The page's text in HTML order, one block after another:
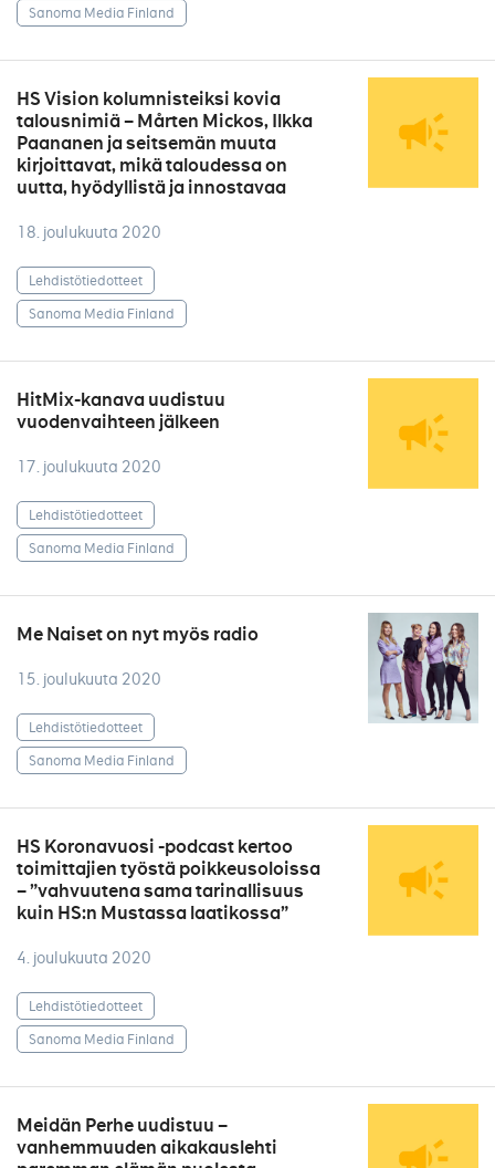
Sanoma Media Finland
HS Vision kolumnisteiksi kovia
talousnimiä – Mårten Mickos, Ilkka
Paananen ja seitsemän muuta
kirjoittavat, mikä taloudessa on
uutta, hyödyllistä ja innostavaa
18. joulukuuta 2020
Lehdistötiedotteet
Sanoma Media Finland
HitMix-kanava uudistuu
vuodenvaihteen jälkeen
17. joulukuuta 2020
Lehdistötiedotteet
Sanoma Media Finland
Me Naiset on nyt myös radio
15. joulukuuta 2020
Lehdistötiedotteet
Sanoma Media Finland
HS Koronavuosi -podcast kertoo
toimittajien työstä poikkeusoloissa
– ”vahvuutena sama tarinallisuus
kuin HS:n Mustassa laatikossa”
4. joulukuuta 2020
Lehdistötiedotteet
Sanoma Media Finland
Meidän Perhe uudistuu –
vanhemmuuden aikakauslehti